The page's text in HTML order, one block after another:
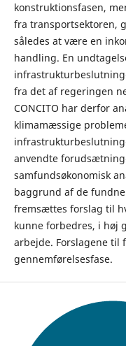
konstruktionsfasen,
fra transportsektoren,
således at være en
handling. En
fra det af regeringen
CONCITO har derfor
klimamæssige
anvendte
samfundsøkonomisk
baggrund af de
fremsættes forslag til
kunne forbedres, i høj
arbejde. Forslagene
gennemførelsesfase.